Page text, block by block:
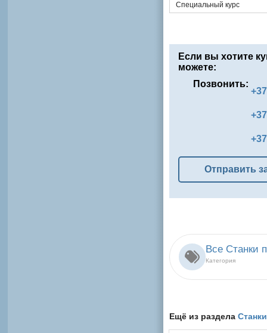
Специальный курс
Если вы хотите
можете:
Позвонить:
Отправить
Все Станки
Категория
Ещё из раздела